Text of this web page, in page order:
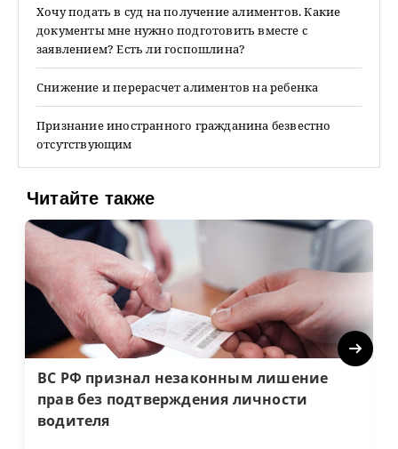
Хочу подать в суд на получение алиментов. Какие
документы мне нужно подготовить вместе с
заявлением? Есть ли госпошлина?
Снижение и перерасчет алиментов на ребенка
Признание иностранного гражданина безвестно
отсутствующим
Читайте также
ВС РФ признал незаконным лишение
прав без подтверждения личности
водителя
Next